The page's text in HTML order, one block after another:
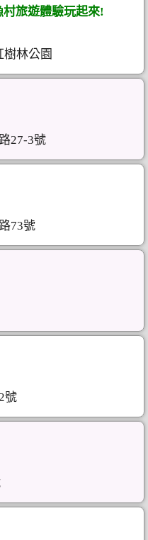
村旅遊體驗玩起來!
林公園
27-3號
73號
號